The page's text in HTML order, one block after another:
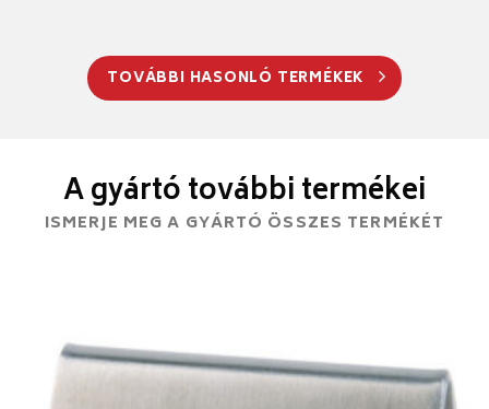
TOVÁBBI HASONLÓ TERMÉKEK
A gyártó további termékei
ISMERJE MEG A GYÁRTÓ ÖSSZES TERMÉKÉT